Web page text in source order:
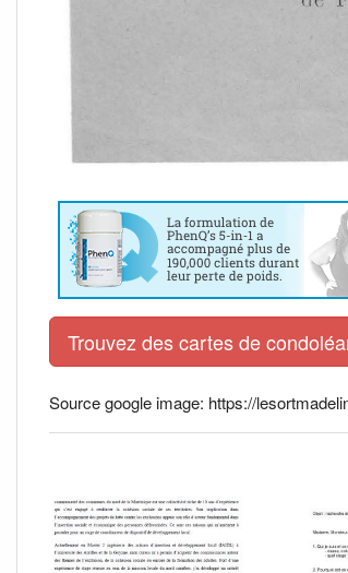
Trouvez des cartes de
Source google image: https://